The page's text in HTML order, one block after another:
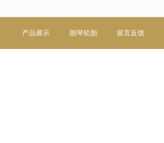
产品展示 朗琴轮胎 留言反馈